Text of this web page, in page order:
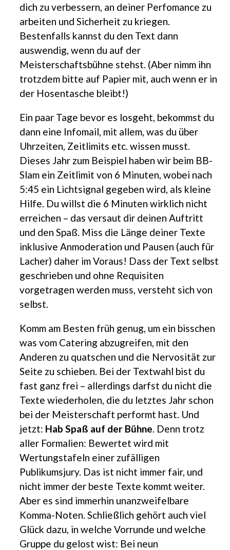
dich zu verbessern, an deiner Perfomance zu
arbeiten und Sicherheit zu kriegen.
Bestenfalls kannst du den Text dann
auswendig, wenn du auf der
Meisterschaftsbühne stehst. (Aber nimm ihn
trotzdem bitte auf Papier mit, auch wenn er in
der Hosentasche bleibt!)
Ein paar Tage bevor es losgeht, bekommst du
dann eine Infomail, mit allem, was du über
Uhrzeiten, Zeitlimits etc. wissen musst.
Dieses Jahr zum Beispiel haben wir beim BB-
Slam ein Zeitlimit von 6 Minuten, wobei nach
5:45 ein Lichtsignal gegeben wird, als kleine
Hilfe. Du willst die 6 Minuten wirklich nicht
erreichen – das versaut dir deinen Auftritt
und den Spaß. Miss die Länge deiner Texte
inklusive Anmoderation und Pausen (auch für
Lacher) daher im Voraus! Dass der Text selbst
geschrieben und ohne Requisiten
vorgetragen werden muss, versteht sich von
selbst.
Komm am Besten früh genug, um ein bisschen
was vom Catering abzugreifen, mit den
Anderen zu quatschen und die Nervosität zur
Seite zu schieben. Bei der Textwahl bist du
fast ganz frei – allerdings darfst du nicht die
Texte wiederholen, die du letztes Jahr schon
bei der Meisterschaft performt hast. Und
jetzt: Hab Spaß auf der Bühne . Denn trotz
aller Formalien: Bewertet wird mit
Wertungstafeln einer zufälligen
Publikumsjury. Das ist nicht immer fair, und
nicht immer der beste Texte kommt weiter.
Aber es sind immerhin unanzweifelbare
Komma-Noten. Schließlich gehört auch viel
Glück dazu, in welche Vorrunde und welche
Gruppe du gelost wist: Bei neun